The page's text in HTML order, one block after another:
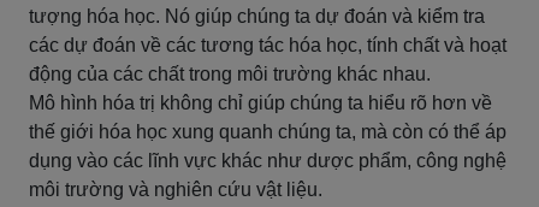
tượng hóa học. Nó giúp chúng ta dự đoán và kiểm tra
các dự đoán về các tương tác hóa học, tính chất và hoạt
động của các chất trong môi trường khác nhau.
Mô hình hóa trị không chỉ giúp chúng ta hiểu rõ hơn về
thế giới hóa học xung quanh chúng ta, mà còn có thể áp
dụng vào các lĩnh vực khác như dược phẩm, công nghệ
môi trường và nghiên cứu vật liệu.